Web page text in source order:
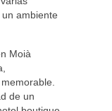
ambiente
Moià
de un